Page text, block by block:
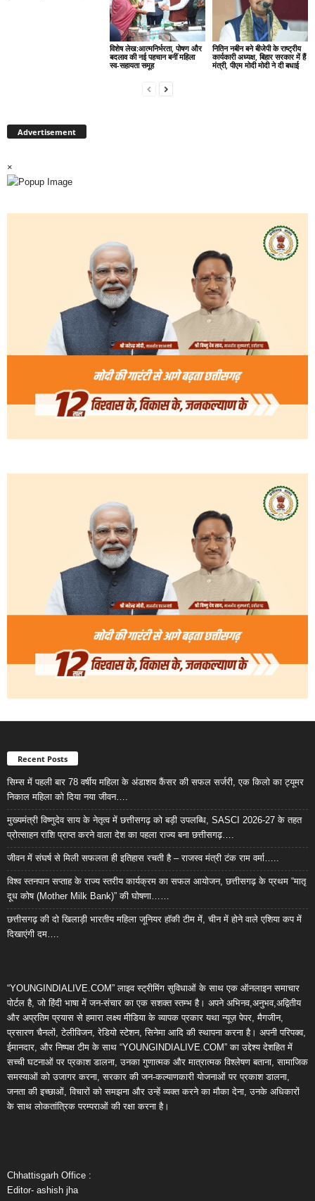
विशेष लेख:आत्मनिर्भरता, पोषण और
बदलाव की नई पहचान बनीं महिला
स्व-सहायता समूह
नितिन नबीन बने बीजेपी के राष्ट्रीय
कार्यकारी अध्यक्ष, बिहार सरकार में हैं
मंत्री, पीएम मोदी मोदी ने दी बधाई
Advertisement
×
Recent Posts
सिम्स में पहली बार 78 वर्षीय महिला के अंडाशय कैंसर की सफल सर्जरी, एक किलो का ट्यूमर
निकाल महिला को दिया नया जीवन….
मुख्यमंत्री विष्णुदेव साय के नेतृत्व में छत्तीसगढ़ को बड़ी उपलब्धि, SASCI 2026-27 के तहत
प्रोत्साहन राशि प्राप्त करने वाला देश का पहला राज्य बना छत्तीसगढ़….
जीवन में संघर्ष से मिली सफलता ही इतिहास रचती है – राजस्व मंत्री टंक राम वर्मा…..
विश्व स्तनपान सप्ताह के राज्य स्तरीय कार्यक्रम का सफल आयोजन, छत्तीसगढ़ के प्रथम “मातृ
दूध कोष (Mother Milk Bank)” की घोषणा……
छत्तीसगढ़ की दो खिलाड़ी भारतीय महिला जूनियर हॉकी टीम में, चीन में होने वाले एशिया कप में
दिखाएंगी दम….
“YOUNGINDIALIVE.COM” लाइव स्ट्रीमिंग सुविधाओं के साथ एक ऑनलाइन समाचार
पोर्टल है, जो हिंदी भाषा में जन-संचार का एक सशक्त स्तम्भ है। अपने अभिनव,अनुभव,अद्वितीय
और अप्रतिम प्रयास से हमारा लक्ष्य मीडिया के व्यापक प्रकार यथा न्यूज़ पेपर, मैगजीन,
प्रसारण चैनलों, टेलीविजन, रेडियो स्टेशन, सिनेमा आदि की स्थापना करना है। अपनी परिपक्व,
ईमानदार, और निष्पक्ष टीम के साथ “YOUNGINDIALIVE.COM” का उद्देश्य देशहित में
सच्ची घटनाओं पर प्रकाश डालना, उनका गुणात्मक और मात्रात्मक विश्लेषण बताना, सामाजिक
समस्याओं को उजागर करना, सरकार की जन-कल्याणकारी योजनाओं पर प्रकाश डालना,
जनता की इच्छाओं, विचारों को समझना और उन्हें व्यक्त करने का मौका देना, उनके अधिकारों
के साथ लोकतांत्रिक परम्पराओं की रक्षा करना है।
Chhattisgarh Office :
Editor- ashish jha